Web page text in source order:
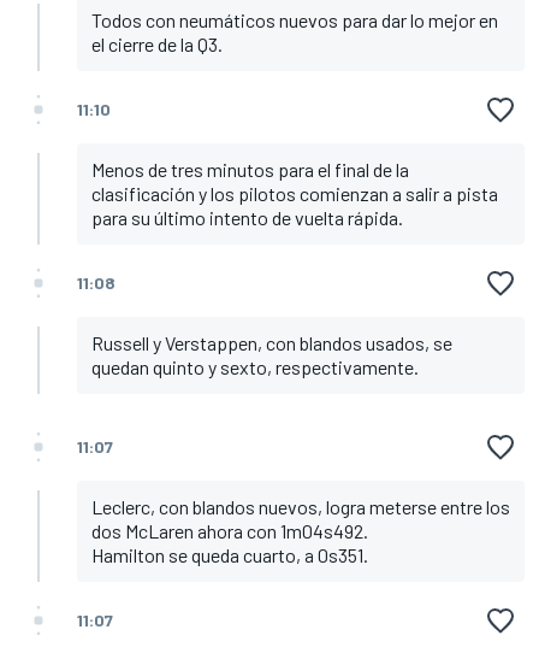
Todos con neumáticos nuevos para dar lo mejor en
el cierre de la Q3.
11:10
Menos de tres minutos para el final de la
clasificación y los pilotos comienzan a salir a pista
para su último intento de vuelta rápida.
11:08
Russell y Verstappen, con blandos usados, se
quedan quinto y sexto, respectivamente.
11:07
Leclerc, con blandos nuevos, logra meterse entre los
dos McLaren ahora con 1m04s492.
Hamilton se queda cuarto, a 0s351.
11:07